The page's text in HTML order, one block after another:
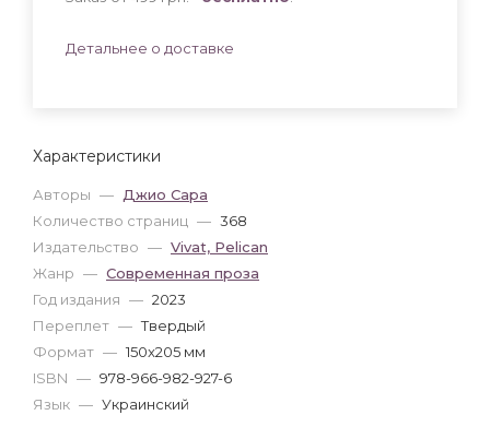
Характеристики
Авторы — Джио Сара
Количество страниц — 368
Издательство — Vivat, Pelican
Жанр — Современная проза
Год издания — 2023
Переплет — Твердый
Формат — 150x205 мм
ISBN — 978-966-982-927-6
Язык — Украинский
Детальнее о доставке